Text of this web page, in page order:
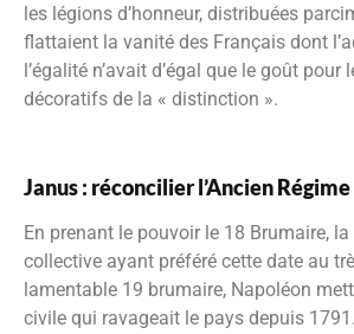
les légions d’honneur, distribuées
flattaient la vanité des Français dont
l’égalité n’avait d’égal que le goût pour
décoratifs de la « distinction ».
Janus : réconcilier l’Ancien
En prenant le pouvoir le 18 Brumaire,
collective ayant préféré cette date au
lamentable 19 brumaire, Napoléon
civile qui ravageait le pays depuis